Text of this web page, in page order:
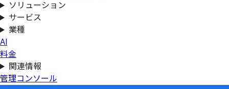
ソリューション
サービス
業種
AI
料金
関連情報
管理コンソール